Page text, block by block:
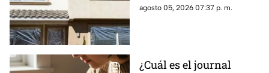
las temperaturas en todo el
agosto 05, 2026 07:37 p. m.
¿Cuál es el journal